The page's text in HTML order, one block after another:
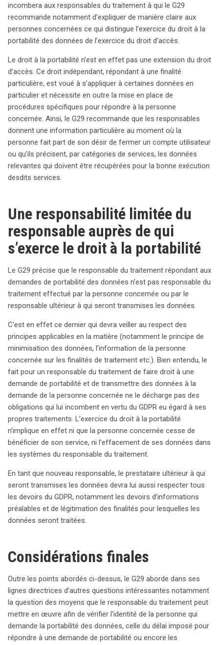
incombera aux responsables du traitement à qui le G29
recommande notamment d’expliquer de manière claire aux
personnes concernées ce qui distingue l’exercice du droit à la
portabilité des données de l’exercice du droit d’accès.
Le droit à la portabilité n’est en effet pas une extension du droit
d’accès. Ce droit indépendant, répondant à une finalité
particulière, est voué à s’appliquer à certaines données en
particulier et nécessite en outre la mise en place de
procédures spécifiques pour répondre à la personne
concernée. Ainsi, le G29 recommande que les responsables
donnent une information particulière au moment où la
personne fait part de son désir de fermer un compte utilisateur
ou qu’ils précisent, par catégories de services, les données
relevantes qui doivent être récupérées pour la bonne exécution
desdits services.
Une responsabilité limitée du
responsable auprès de qui
s’exerce le droit à la portabilité
Le G29 précise que le responsable du traitement répondant aux
demandes de portabilité des données n’est pas responsable du
traitement effectué par la personne concernée ou par le
responsable ultérieur à qui seront transmises les données.
C’est en effet ce dernier qui devra veiller au respect des
principes applicables en la matière (notamment le principe de
minimisation des données, l’information de la personne
concernée sur les finalités de traitement etc.). Bien entendu, le
fait pour un responsable du traitement de faire droit à une
demande de portabilité et de transmettre des données à la
demande de la personne concernée ne le décharge pas des
obligations qui lui incombent en vertu du GDPR eu égard à ses
propres traitements. L’exercice du droit à la portabilité
n’implique en effet ni que la personne concernée cesse de
bénéficier de son service, ni l’effacement de ses données dans
les systèmes du responsable du traitement.
En tant que nouveau responsable, le prestataire ultérieur à qui
seront transmises les données devra lui aussi respecter tous
les devoirs du GDPR, notamment les devoirs d’informations
préalables et de légitimation des finalités pour lesquelles les
données seront traitées.
Considérations finales
Outre les points abordés ci-dessus, le G29 aborde dans ses
lignes directrices d’autres questions intéressantes notamment
la question des moyens que le responsable du traitement peut
mettre en œuvre afin de vérifier l’identité de la personne qui
demande la portabilité des données, celle du délai imposé pour
répondre à une demande de portabilité ou encore les
search